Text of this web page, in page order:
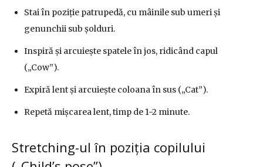
Stai în poziție patrupedă, cu mâinile sub umeri și
genunchii sub șolduri.
Inspiră și arcuiește spatele în jos, ridicând capul
(„Cow”).
Expiră lent și arcuiește coloana în sus („Cat”).
Repetă mișcarea lent, timp de 1-2 minute.
Stretching-ul în poziția copilului